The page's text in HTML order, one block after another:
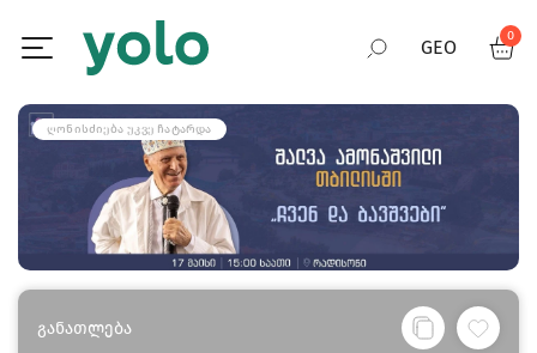
GEO
0
ᲦᲝᲜᲘᲡᲫᲘᲔᲑᲐ ᲣᲙᲕᲔ ᲩᲐᲢᲐᲠᲓᲐ
განათლება